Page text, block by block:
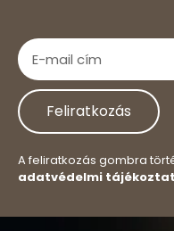
Feliratkozás
A feliratkozás gombra
adatvédelmi